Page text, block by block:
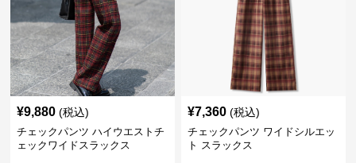
¥9,880 (税込)
チェックパンツ ハイウエストチ
ェックワイドスラックス
¥7,360 (税込)
チェックパンツ ワイドシルエッ
ト スラックス